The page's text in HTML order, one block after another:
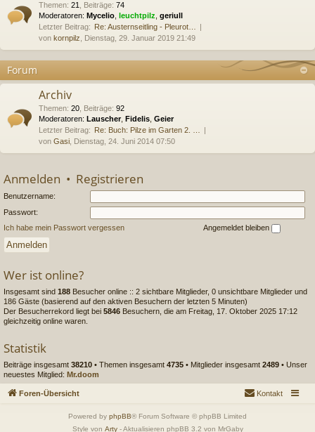
Themen: 21 Beiträge: 74
Moderatoren: Mycelio leuchtpilz geriull
Letzter Beitrag: Re: Austernseitling - Pleurot…
von kornpilz , Dienstag, 29. Januar 2019 21:49
Forum
Archiv
Themen: 20 Beiträge: 92
Moderatoren: Lauscher, Fidelis Geier
Letzter Beitrag: Re: Buch: Pilze im Garten 2. …
von Gasi , Dienstag, 24. Juni 2014 07:50
Anmelden • Registrieren
Benutzername:
Passwort:
Ich habe mein Passwort vergessen
Angemeldet bleiben
Wer ist online?
Insgesamt sind 188 Besucher online :: 2 sichtbare Mitglieder, 0 unsichtbare Mitglieder und
186 Gäste (basierend auf den aktiven Besuchern der letzten 5 Minuten)
Der Besucherrekord liegt bei 5846 Besuchern, die am Freitag, 17. Oktober 2025 17:12
gleichzeitig online waren.
Statistik
Beiträge insgesamt 38210 • Themen insgesamt 4735 • Mitglieder insgesamt 2489 • Unser
neuestes Mitglied: Mr.doom
Foren-Übersicht Kontakt
Powered by phpBB® Forum Software © phpBB Limited
Style von Arty- Aktualisieren phpBB 3.2 von MrGaby